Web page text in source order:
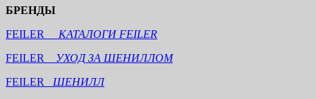
БРЕНДЫ
FEILER КАТАЛОГИ FEILER
FEILER
УХОД ЗА ШЕНИЛЛОМ
FEILER ШЕНИЛЛ